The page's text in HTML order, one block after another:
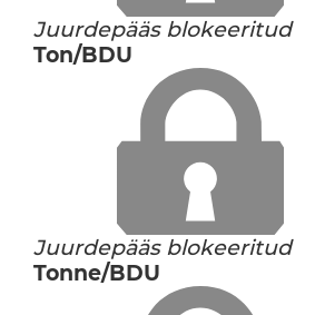
Juurdepääs blokeeritud
Ton/BDU
Juurdepääs blokeeritud
Tonne/BDU